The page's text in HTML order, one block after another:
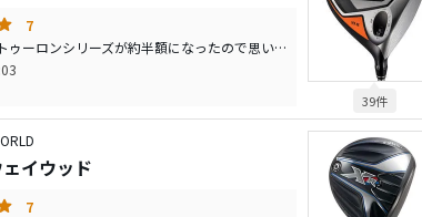
7
以前から狙っていたトゥーロンシリーズが約半額になったので思い切って購入しました。 見た目は、ODYSSEYの#7と#9を足して2で割った感じ。 他の一般的なモデルと比べると、フェース長が短く、フェースの厚さが分厚いのが特徴でしょうか。 スラントネックでオフセット量は少ないです。 構えた感じは、L字パターを構えてる感覚です。座りは良いのでポンと置いてそのまま構えられます。 ヘッドが少し小さいので好き嫌いが分かれそうですが、自分は集中出来て良いと思います。 重量は少し重めで、ヘッドの重みが感じやすいなと思いました。ヘッド重量のおかげか、転がりが良くなった感じはします。 打感は今までよりもタッチが弱くなったからか、柔らかく感じますが、芯が感じられて良い打感だと思います。 実際に打ってみて、ストロークラボシャフトは動かしやすくて、小さい動きがしやすいなと思いました。 元々がL字っぽいパターなので、トゥ側に当てたり微調整しながら打つ人にはハマるんじゃないでしょうか？ 小さめのパターが好きな人、L字パターが好きな人にオススメしたいパターです。
39件
イウッド
7